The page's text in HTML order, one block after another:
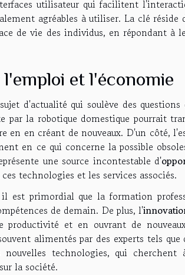
utilisateur qui facilitent
agréables à utiliser. La clé réside
de vie des individus, en répondant à
et l'économie
d'actualité qui soulève des
par la robotique domestique pourrait
en en créant de nouveaux. D'un côté,
en ce qui concerne la possible
une source incontestable d'
technologies et les services associés.
est primordial que la formation
de demain. De plus, l'
et en ouvrant de
alimentés par des experts tels
nouvelles technologies, qui
la société.